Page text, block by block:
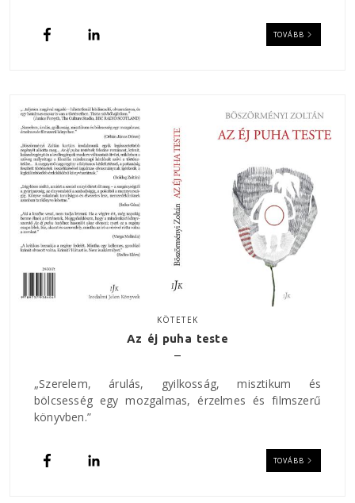
TOVÁBB
KÖTETEK
Az éj puha teste
„Szerelem, árulás, gyilkosság, misztikum és
bölcsesség egy mozgalmas, érzelmes és filmszerű
könyvben.”
TOVÁBB